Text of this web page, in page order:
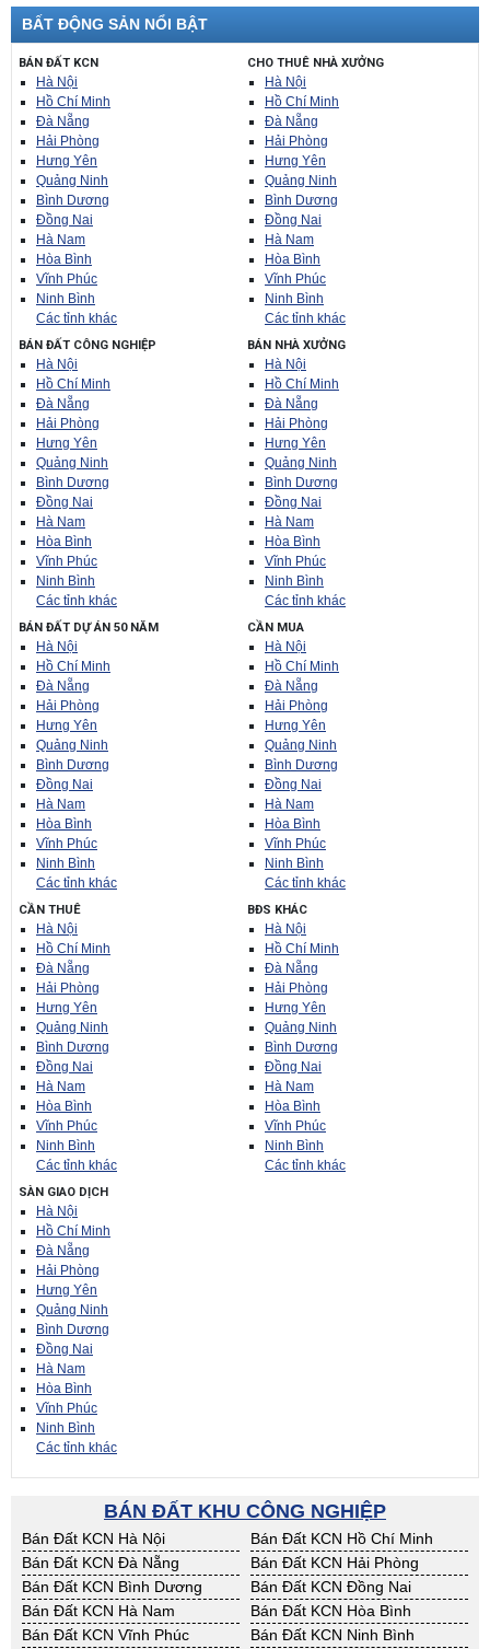
BẤT ĐỘNG SẢN NỔI BẬT
BÁN ĐẤT KCN
Hà Nội
Hồ Chí Minh
Đà Nẵng
Hải Phòng
Hưng Yên
Quảng Ninh
Bình Dương
Đồng Nai
Hà Nam
Hòa Bình
Vĩnh Phúc
Ninh Bình
Các tỉnh khác
CHO THUÊ NHÀ XƯỞNG
Hà Nội
Hồ Chí Minh
Đà Nẵng
Hải Phòng
Hưng Yên
Quảng Ninh
Bình Dương
Đồng Nai
Hà Nam
Hòa Bình
Vĩnh Phúc
Ninh Bình
Các tỉnh khác
BÁN ĐẤT CÔNG NGHIỆP
Hà Nội
Hồ Chí Minh
Đà Nẵng
Hải Phòng
Hưng Yên
Quảng Ninh
Bình Dương
Đồng Nai
Hà Nam
Hòa Bình
Vĩnh Phúc
Ninh Bình
Các tỉnh khác
BÁN NHÀ XƯỞNG
Hà Nội
Hồ Chí Minh
Đà Nẵng
Hải Phòng
Hưng Yên
Quảng Ninh
Bình Dương
Đồng Nai
Hà Nam
Hòa Bình
Vĩnh Phúc
Ninh Bình
Các tỉnh khác
BÁN ĐẤT DỰ ÁN 50 NĂM
Hà Nội
Hồ Chí Minh
Đà Nẵng
Hải Phòng
Hưng Yên
Quảng Ninh
Bình Dương
Đồng Nai
Hà Nam
Hòa Bình
Vĩnh Phúc
Ninh Bình
Các tỉnh khác
CẦN MUA
Hà Nội
Hồ Chí Minh
Đà Nẵng
Hải Phòng
Hưng Yên
Quảng Ninh
Bình Dương
Đồng Nai
Hà Nam
Hòa Bình
Vĩnh Phúc
Ninh Bình
Các tỉnh khác
CẦN THUÊ
Hà Nội
Hồ Chí Minh
Đà Nẵng
Hải Phòng
Hưng Yên
Quảng Ninh
Bình Dương
Đồng Nai
Hà Nam
Hòa Bình
Vĩnh Phúc
Ninh Bình
Các tỉnh khác
BĐS KHÁC
Hà Nội
Hồ Chí Minh
Đà Nẵng
Hải Phòng
Hưng Yên
Quảng Ninh
Bình Dương
Đồng Nai
Hà Nam
Hòa Bình
Vĩnh Phúc
Ninh Bình
Các tỉnh khác
SÀN GIAO DỊCH
Hà Nội
Hồ Chí Minh
Đà Nẵng
Hải Phòng
Hưng Yên
Quảng Ninh
Bình Dương
Đồng Nai
Hà Nam
Hòa Bình
Vĩnh Phúc
Ninh Bình
Các tỉnh khác
BÁN ĐẤT KHU CÔNG NGHIỆP
Bán Đất KCN Hà Nội
Bán Đất KCN Hồ Chí Minh
Bán Đất KCN Đà Nẵng
Bán Đất KCN Hải Phòng
Bán Đất KCN Bình Dương
Bán Đất KCN Đồng Nai
Bán Đất KCN Hà Nam
Bán Đất KCN Hòa Bình
Bán Đất KCN Vĩnh Phúc
Bán Đất KCN Ninh Bình